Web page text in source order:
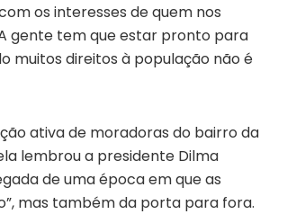
os interesses de quem nos
gente tem que estar pronto para
muitos direitos à população não é
ativa de moradoras do bairro da
lembrou a presidente Dilma
de uma época em que as
mas também da porta para fora.